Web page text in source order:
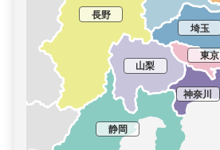
長野
埼玉
山梨
東京
神奈川
静岡